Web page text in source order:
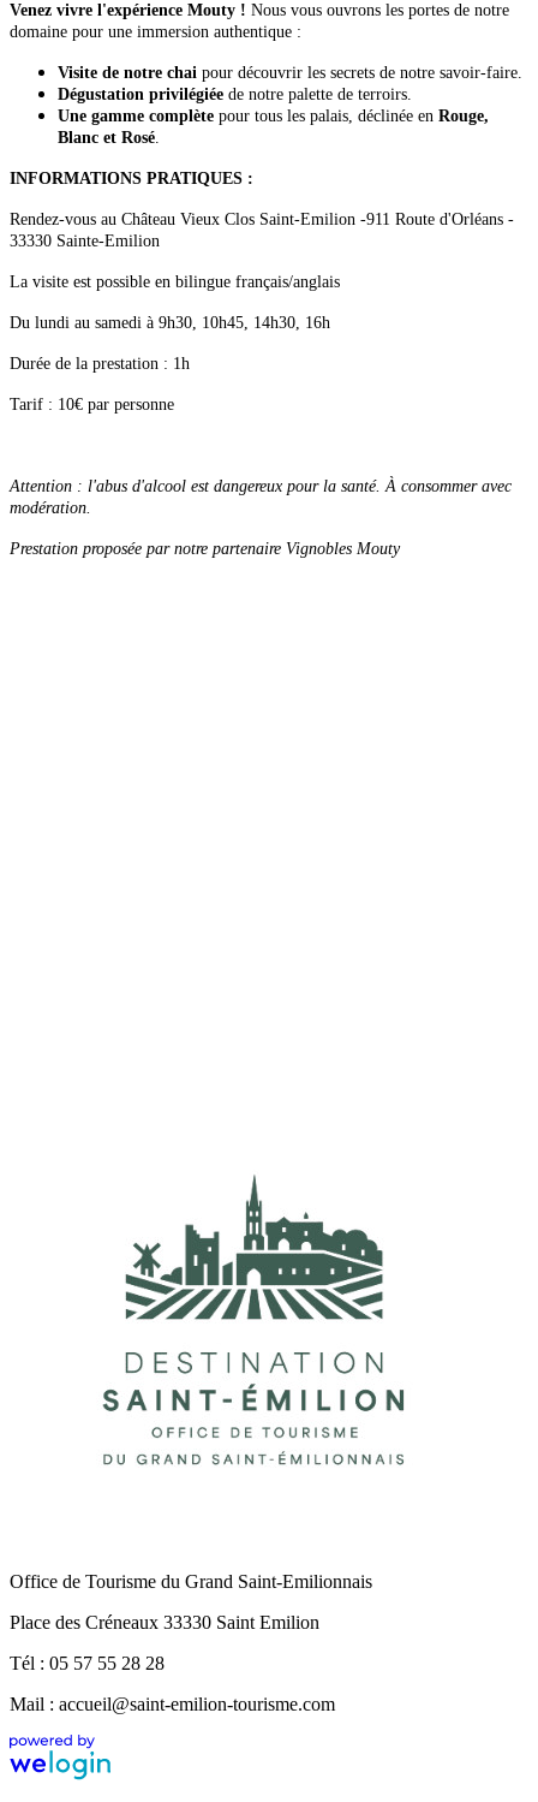
Venez vivre l'expérience Mouty ! Nous vous ouvrons les portes de notre
domaine pour une immersion authentique :
Visite de notre chai pour découvrir les secrets de notre savoir-faire.
Dégustation privilégiée de notre palette de terroirs.
Une gamme complète pour tous les palais, déclinée en Rouge,
Blanc et Rosé.
INFORMATIONS PRATIQUES :
Rendez-vous au Château Vieux Clos Saint-Emilion -911 Route d'Orléans -
33330 Sainte-Emilion
La visite est possible en bilingue français/anglais
Du lundi au samedi à 9h30, 10h45, 14h30, 16h
Durée de la prestation : 1h
Tarif : 10€ par personne
Attention : l'abus d'alcool est dangereux pour la santé. À consommer avec
modération.
Prestation proposée par notre partenaire Vignobles Mouty
Office de Tourisme du Grand Saint-Emilionnais
Place des Créneaux 33330 Saint Emilion
Tél : 05 57 55 28 28
Mail : accueil@saint-emilion-tourisme.com